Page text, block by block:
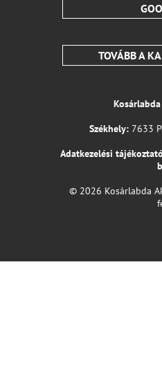
TOVÁBB A
Székhely:7633
Adatkezelési tájékoztató
© 2026 Kosárlabda